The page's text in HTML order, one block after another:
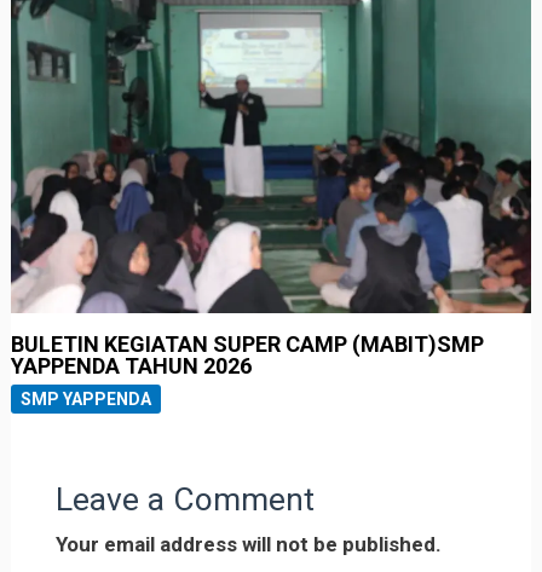
BULETIN KEGIATAN SUPER CAMP (MABIT)SMP
YAPPENDA TAHUN 2026
SMP YAPPENDA
Leave a Comment
Your email address will not be published.